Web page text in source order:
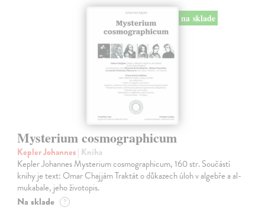
na sklade
Mysterium cosmographicum
Kepler Johannes| Kniha
Kepler Johannes Mysterium cosmographicum, 160 str. Součástí
knihy je text: Omar Chajjám Traktát o důkazech úloh v algebře a al-
mukabale, jeho životopis.
Na sklade ?